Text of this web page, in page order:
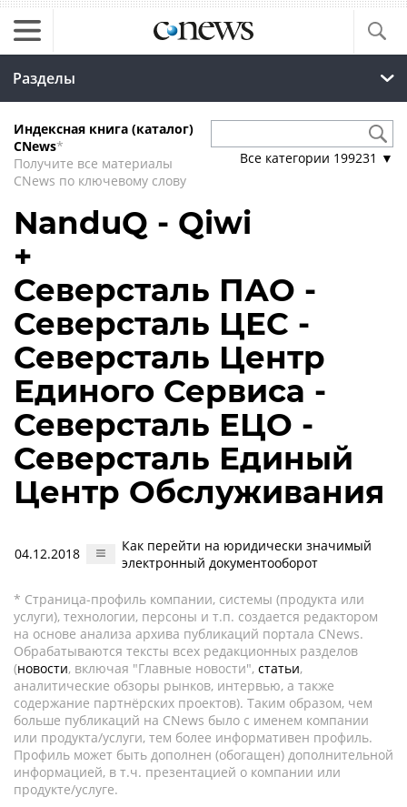
Разделы
Индексная книга (каталог)
CNews*
Получите все материалы
CNews по ключевому слову
Все категории 199231 ▼
NanduQ - Qiwi
+
Северсталь ПАО -
Северсталь ЦЕС -
Северсталь Центр
Единого Сервиса -
Северсталь ЕЦО -
Северсталь Единый
Центр Обслуживания
04.12.2018
Как перейти на юридически значимый
электронный документооборот
* Страница-профиль компании, системы (продукта или
услуги), технологии, персоны и т.п. создается редактором
на основе анализа архива публикаций портала CNews.
Обрабатываются тексты всех редакционных разделов
(новости, включая "Главные новости", статьи,
аналитические обзоры рынков, интервью, а также
содержание партнёрских проектов). Таким образом, чем
больше публикаций на CNews было с именем компании
или продукта/услуги, тем более информативен профиль.
Профиль может быть дополнен (обогащен) дополнительной
информацией, в т.ч. презентацией о компании или
продукте/услуге.